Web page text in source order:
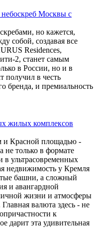
Москвы с
но кажется,
собой, создавая все
Residences,
2, станет самым
в России, но и в
получил в честь
бренда, и премиальность
жилых комплексов
и Красной площадью -
не только в формате
в ультрасовременных
недвижимость у Кремля
башни, а сложный
и авангардной
жизни и атмосферы
валюта здесь - не
к
дарит эта удивительная